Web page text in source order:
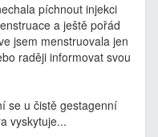
píchnout injekci
a ještě pořád
jsem menstruovala jen
raději informovat svou
se u čistě gestagenní
vyskytuje...